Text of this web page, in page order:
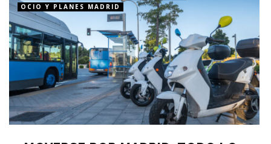
OCIO Y PLANES MADRID